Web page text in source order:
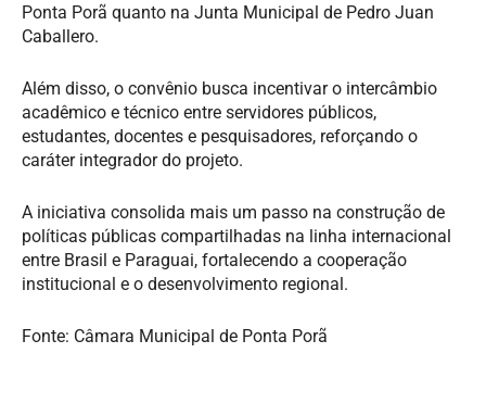
Ponta Porã quanto na Junta Municipal de Pedro Juan
Caballero.
Além disso, o convênio busca incentivar o intercâmbio
acadêmico e técnico entre servidores públicos,
estudantes, docentes e pesquisadores, reforçando o
caráter integrador do projeto.
A iniciativa consolida mais um passo na construção de
políticas públicas compartilhadas na linha internacional
entre Brasil e Paraguai, fortalecendo a cooperação
institucional e o desenvolvimento regional.
Fonte: Câmara Municipal de Ponta Porã